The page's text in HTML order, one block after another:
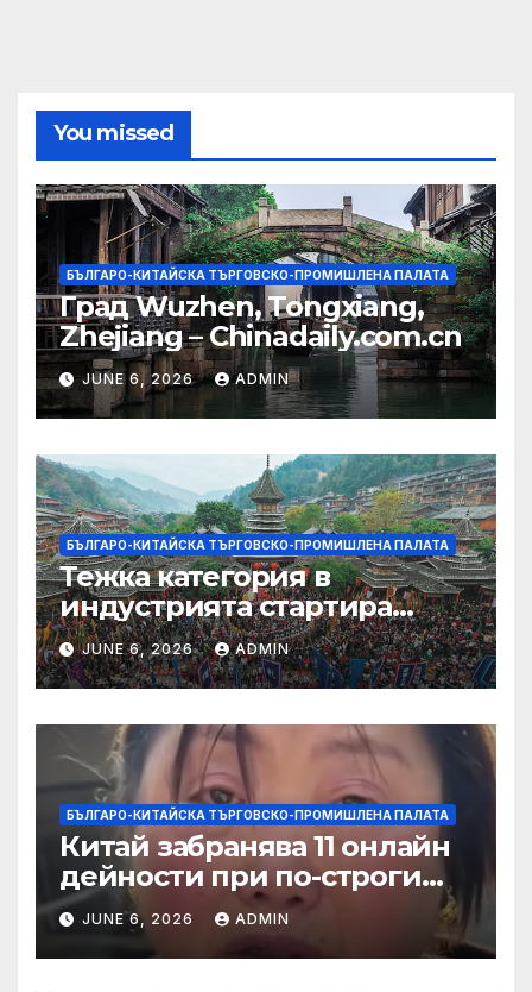
You missed
БЪЛГАРО-КИТАЙСКА ТЪРГОВСКО-ПРОМИШЛЕНА ПАЛАТА
Град Wuzhen, Tongxiang,
Zhejiang – Chinadaily.com.cn
JUNE 6, 2026 ADMIN
БЪЛГАРО-КИТАЙСКА ТЪРГОВСКО-ПРОМИШЛЕНА ПАЛАТА
Тежка категория в
индустрията стартира
алианс за космическа
слънчева енергия
JUNE 6, 2026 ADMIN
БЪЛГАРО-КИТАЙСКА ТЪРГОВСКО-ПРОМИШЛЕНА ПАЛАТА
Китай забранява 11 онлайн
дейности при по-строги
правила за ограничаване на
слуховете и
кибернасилниците
JUNE 6, 2026 ADMIN